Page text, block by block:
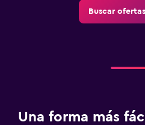
Habitaciones para no
Piscina (para niños)
Buscar
Una forma más